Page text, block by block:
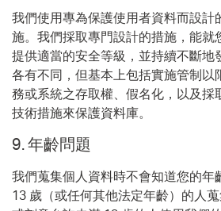
我們使用專為保護使用者資料而設計
施。我們採取專門設計的措施，能就
提供適當的安全等級，並持續不斷地
各有不同，但基本上包括實施管制以
務或系統之存取權、假名化，以及採
技術措施來保護資料庫。
9. 年齡問題
我們蒐集個人資料時不會知道您的年
13 歲（或任何其他法定年齡）的人蒐